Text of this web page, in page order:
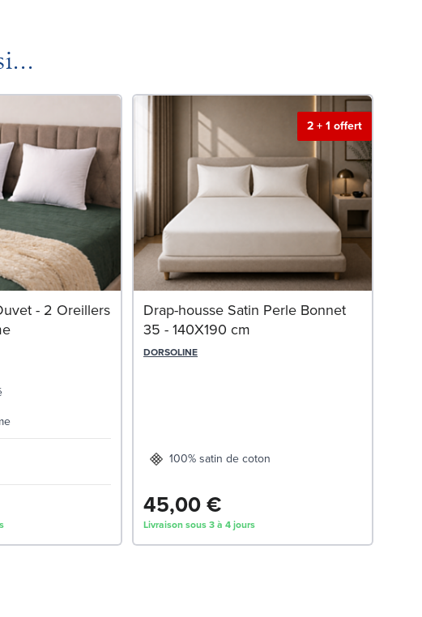
- 2 Oreillers
2 + 1 offert
Drap-housse Satin Perle Bonnet
35 - 140X190 cm
DORSOLINE
100% satin de coton
45,00 €
Livraison sous 3 à 4 jours